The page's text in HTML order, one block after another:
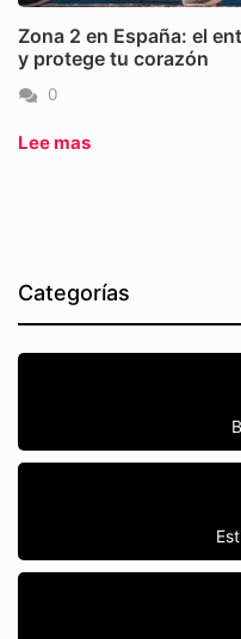
Zona 2 en España: el
y protege tu corazón
0
Lee mas
Categorías